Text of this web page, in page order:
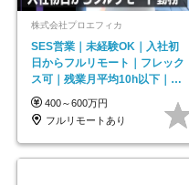
株式会社プロエフィカ
SES営業｜未経験OK｜入社初
日からフルリモート｜フレック
ス可｜残業月平均10h以下｜事
業立ち上げメンバー
400～600万円
フルリモートあり